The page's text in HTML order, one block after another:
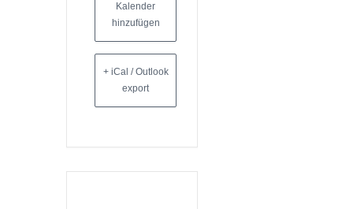
Kalender
hinzufügen
+ iCal / Outlook
export